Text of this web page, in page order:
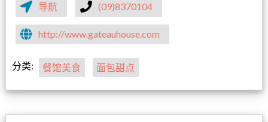
导航 (09)8370104
http://www.gateauhouse.com
分类: 餐馆美食 面包甜点